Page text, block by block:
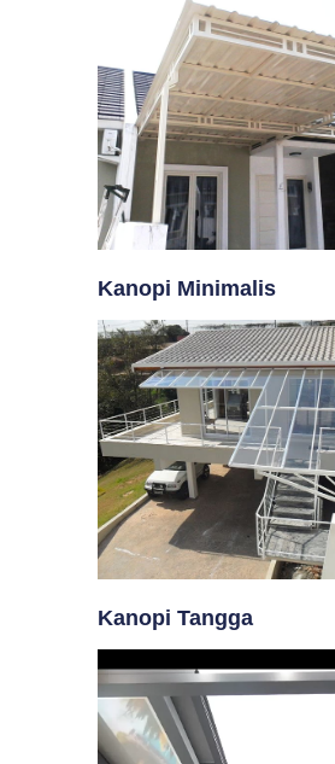
Kanopi Minimalis
Kanopi Tangga